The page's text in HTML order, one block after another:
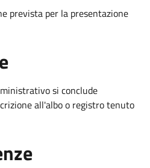
prevista per la presentazione
si conclude
all'albo o registro tenuto